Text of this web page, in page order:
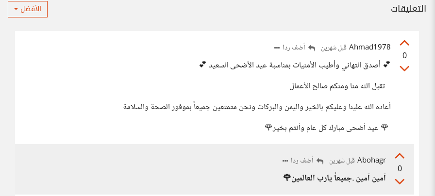
التعليقات الأفضل
0
Ahmad1978 قبل شهرين أضف ردا
💕 أصدق التهاني وأطيب الأمنيات بمناسبة عيد الأضحى السعيد 💕
تقبل الله منا ومنكم صالح الأعمال
أعاده الله علينا وعليكم بالخير واليمن والبركات ونحن متمتعين جميعاً بموفور الصحة والسلامة
🌹 عيد أضحى مبارك كل عام وأنتم بخير🌹
0
Abohagr قبل شهرين أضف ردا
آمين آمين .جميعاً يارب العالمين🌹